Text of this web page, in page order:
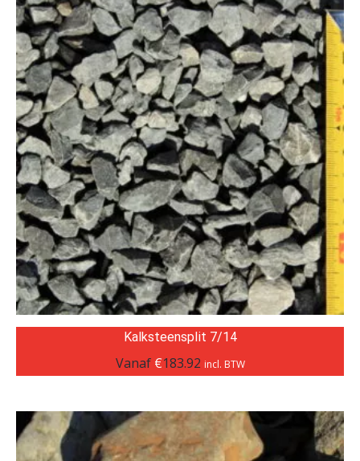
Kalksteensplit 7/14
Vanaf €183.92 incl. BTW